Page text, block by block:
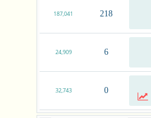
218
187,041
6
24,909
0
32,743